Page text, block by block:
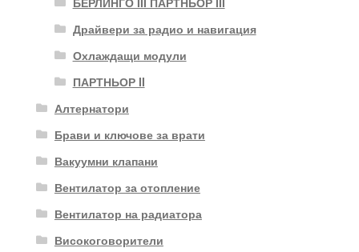
Драйвери за радио и навигация
Охлаждащи модули
ПАРТНЬОР II
Алтернатори
Брави и ключове за врати
Вакуумни клапани
Вентилатор за отопление
Вентилатор на радиатора
Високоговорители